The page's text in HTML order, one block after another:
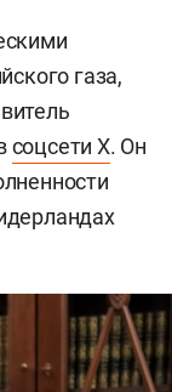
газа,
соцсети X. Он